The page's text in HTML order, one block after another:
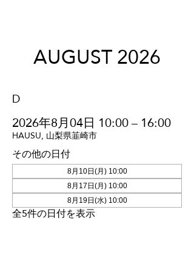
AUGUST 2026
D
2026年8月04日 10:00 – 16:00
HAUSU, 山梨県韮崎市
その他の日付
8月10日(月) 10:00
8月17日(月) 10:00
8月19日(水) 10:00
全5件の日付を表示